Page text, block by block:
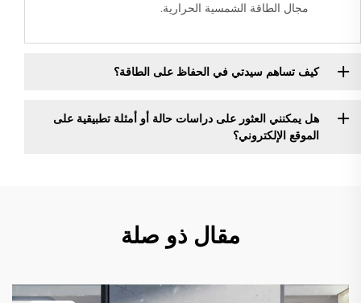
مجال الطاقة الشمسية الحرارية.
كيف تساهم سيدتي في الحفاظ على الطاقة؟
هل يمكنني العثور على دراسات حالة أو أمثلة تطبيقية على
الموقع الإلكتروني؟
مقال ذو صلة